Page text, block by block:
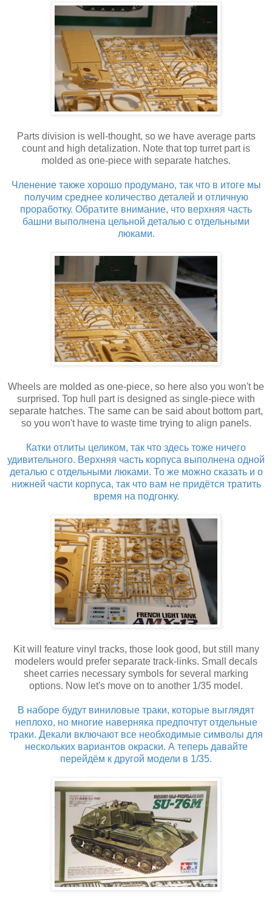
Parts division is well-thought, so we have average parts
count and high detalization. Note that top turret part is
molded as one-piece with separate hatches.
Членение также хорошо продумано, так что в итоге мы
получим среднее количество деталей и отличную
проработку. Обратите внимание, что верхняя часть
башни выполнена цельной деталью с отдельными
люками.
Wheels are molded as one-piece, so here also you won't be
surprised. Top hull part is designed as single-piece with
separate hatches. The same can be said about bottom part,
so you won't have to waste time trying to align panels.
Катки отлиты целиком, так что здесь тоже ничего
удивительного. Верхняя часть корпуса выполнена одной
деталью с отдельными люками. То же можно сказать и о
нижней части корпуса, так что вам не придётся тратить
время на подгонку.
Kit will feature vinyl tracks, those look good, but still many
modelers would prefer separate track-links. Small decals
sheet carries necessary symbols for several marking
options. Now let's move on to another 1/35 model.
В наборе будут виниловые траки, которые выглядят
неплохо, но многие наверняка предпочтут отдельные
траки. Декали включают все необходимые символы для
нескольких вариантов окраски. А теперь давайте
перейдём к другой модели в 1/35.